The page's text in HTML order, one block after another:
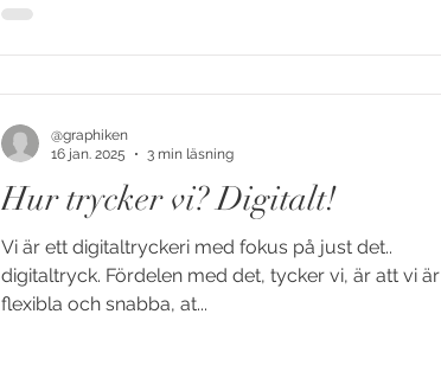
Hur trycker vi? Digitalt!
Vi är ett digitaltryckeri med fokus på just det..
digitaltryck. Fördelen med det, tycker vi, är att vi är
flexibla och snabba, at...
@graphiken
16 jan. 2025
3 min läsning